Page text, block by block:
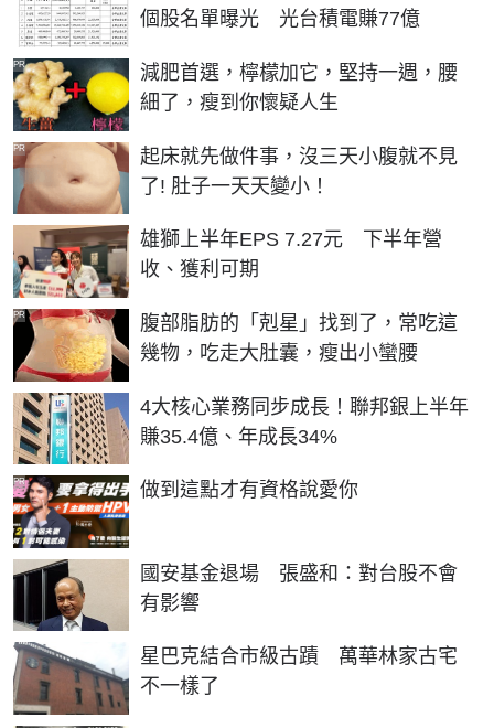
個股名單曝光 光台積電賺77億
減肥首選，檸檬加它，堅持一週，腰
細了，瘦到你懷疑人生
PR
起床就先做件事，沒三天小腹就不見
了! 肚子一天天變小！
PR
雄獅上半年EPS 7.27元 下半年營
收、獲利可期
腹部脂肪的「剋星」找到了，常吃這
幾物，吃走大肚囊，瘦出小蠻腰
PR
4大核心業務同步成長！聯邦銀上半年
賺35.4億、年成長34%
做到這點才有資格說愛你
PR
國安基金退場 張盛和：對台股不會
有影響
星巴克結合市級古蹟 萬華林家古宅
不一樣了